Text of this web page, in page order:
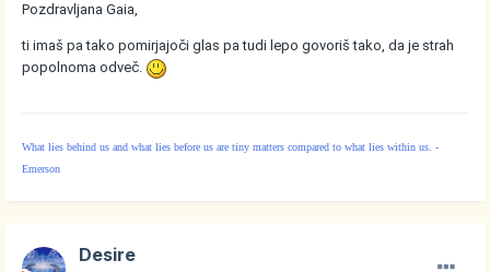
Pozdravljana Gaia,
ti imaš pa tako pomirjajoči glas pa tudi lepo govoriš tako, da je strah
popolnoma odveč.
What lies behind us and what lies before us are tiny matters compared to what lies within us. -
Emerson
Desire